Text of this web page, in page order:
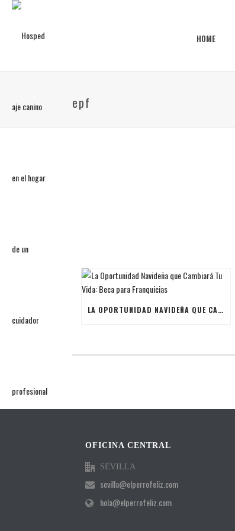
HOME
epf
LA OPORTUNIDAD NAVIDEÑA QUE CAMBIARÁ TU VIDA: BECA PARA FRANQUICIAS
OFICINA CENTRAL
SEVILLA
sevilla@elperrofeliz.com
hola@elperrofeliz.com